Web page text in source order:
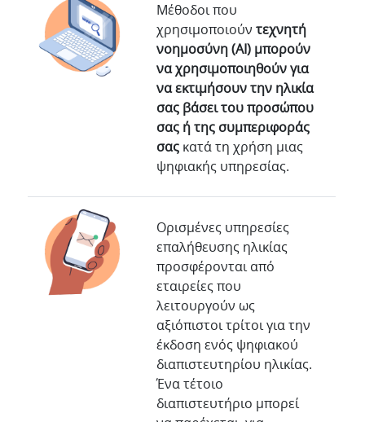
Μέθοδοι που
χρησιμοποιούντεχνητή
νοημοσύνη (AI) μπορούν
να χρησιμοποιηθούν για
να εκτιμήσουν την ηλικία
σας βάσει του προσώπου
σας ή της συμπεριφοράς
σας κατά τη χρήση μιας
ψηφιακής υπηρεσίας.
Ορισμένες υπηρεσίες
επαλήθευσης ηλικίας
προσφέρονται από
εταιρείες που
λειτουργούν ως
αξιόπιστοι τρίτοι για την
έκδοση ενός ψηφιακού
διαπιστευτηρίου ηλικίας.
Ένα τέτοιο
διαπιστευτήριο μπορεί